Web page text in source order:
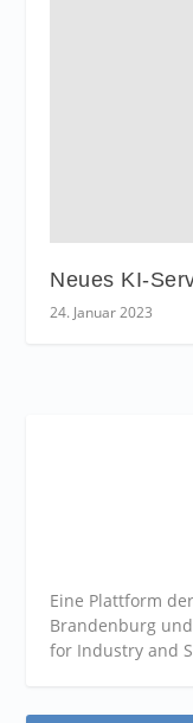
Neues KI-
24. Januar 2023
Eine Plattform der
Brandenburg
for Industry and